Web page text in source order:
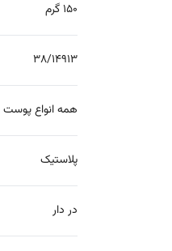
150 گرم
38/14913
همه انواع پوست
پلاستیک
در دار